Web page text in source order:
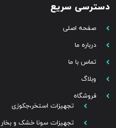
دسترسی سریع
صفحه اصلی
درباره ما
تماس با ما
وبلاگ
فروشگاه
تجهیزات استخر،جکوزی
تجهیزات سونا خشک و بخار